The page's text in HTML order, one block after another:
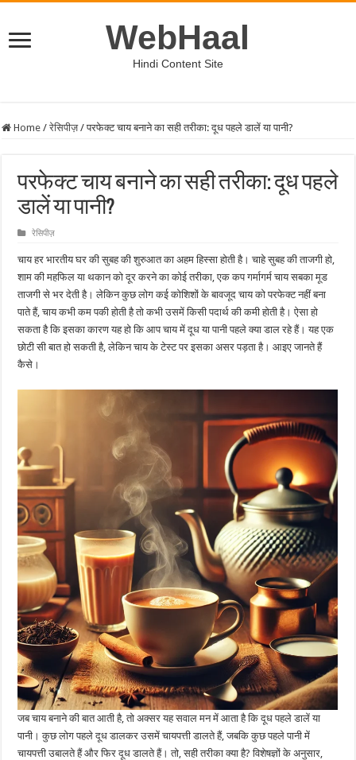
WebHaal
Hindi Content Site
Home / रेसिपीज़ / परफेक्ट चाय बनाने का सही तरीका: दूध पहले डालें या पानी?
परफेक्ट चाय बनाने का सही तरीका: दूध पहले
डालें या पानी?
रेसिपीज़
चाय हर भारतीय घर की सुबह की शुरुआत का अहम हिस्सा होती है। चाहे सुबह की ताजगी हो,
शाम की महफिल या थकान को दूर करने का कोई तरीका, एक कप गर्मागर्म चाय सबका मूड
ताजगी से भर देती है। लेकिन कुछ लोग कई कोशिशों के बावजूद चाय को परफेक्ट नहीं बना
पाते हैं, चाय कभी कम पकी होती है तो कभी उसमें किसी पदार्थ की कमी होती है। ऐसा हो
सकता है कि इसका कारण यह हो कि आप चाय में दूध या पानी पहले क्या डाल रहे हैं। यह एक
छोटी सी बात हो सकती है, लेकिन चाय के टेस्ट पर इसका असर पड़ता है। आइए जानते हैं
कैसे।
जब चाय बनाने की बात आती है, तो अक्सर यह सवाल मन में आता है कि दूध पहले डालें या
पानी। कुछ लोग पहले दूध डालकर उसमें चायपत्ती डालते हैं, जबकि कुछ पहले पानी में
चायपत्ती उबालते हैं और फिर दूध डालते हैं। तो, सही तरीका क्या है? विशेषज्ञों के अनुसार,